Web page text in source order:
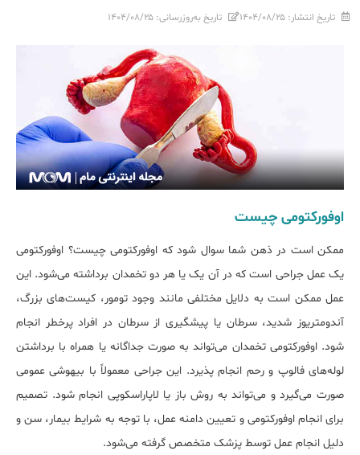
تاریخ انتشار: ۱۴۰۴/۰۸/۲۵ تاریخ به‌روزرسانی: ۱۴۰۴/۰۸/۲۵
اوفورکتومی چیست
ممکن است در ذهن شما سوال شود که اوفورکتومی چیست؟ اوفورکتومی
یک عمل جراحی است که در آن یک یا هر دو تخمدان برداشته می‌شود. این
عمل ممکن است به دلایل مختلفی مانند وجود تومور، کیست‌های بزرگ،
آندومتریوز شدید، سرطان یا پیشگیری از سرطان در افراد پرخطر انجام
شود. اوفورکتومی تخمدان می‌تواند به صورت جداگانه یا همراه با برداشتن
لوله‌های فالوپ و رحم انجام پذیرد. این جراحی معمولاً با بیهوشی عمومی
صورت می‌گیرد و می‌تواند به روش باز یا لاپاراسکوپی انجام شود. تصمیم
برای انجام اوفورکتومی و تعیین دامنه عمل، با توجه به شرایط بیمار، سن و
دلیل انجام عمل توسط پزشک متخصص گرفته می‌شود.